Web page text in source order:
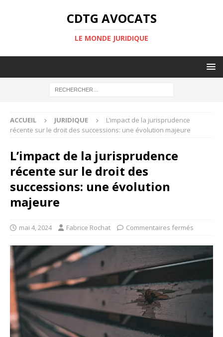
CDTG AVOCATS
LE MONDE JURIDIQUE
ACCUEIL JURIDIQUE
L’impact de la jurisprudence
récente sur le droit des successions: une évolution majeure
L’impact de la jurisprudence
récente sur le droit des
successions: une évolution
majeure
mai 4, 2024 Fabrice Rochat Commentaires fermés